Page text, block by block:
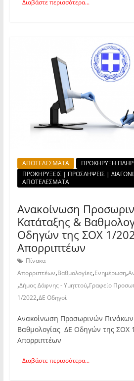
Διαβάστε περισσότερα...
ΑΠΟΤΕΛΕΣΜΑΤΑ
ΠΡΟΚΗΡΥΞΗ
ΠΡΟΚΗΡΥΞΕΙΣ | ΠΡΟΣΛΗΨΕΙΣ |
ΑΠΟΤΕΛΕΣΜΑΤΑ
Ανακοίνωση
Κατάταξης &
Οδηγών της ΣΟΧ 1/
Απορριπτέων
Πίνακα
Απορριπτέων,Βαθμολογίες,Ενημέρωση,
,Δήμος Δάφνης - Υμηττού,Γραφείο
1/2022,ΔΕ Οδηγοί
Ανακοίνωση Προσωρινών
Βαθμολογίας ΔΕ Οδηγών της ΣΟΧ
Απορριπτέων
Διαβάστε περισσότερα...